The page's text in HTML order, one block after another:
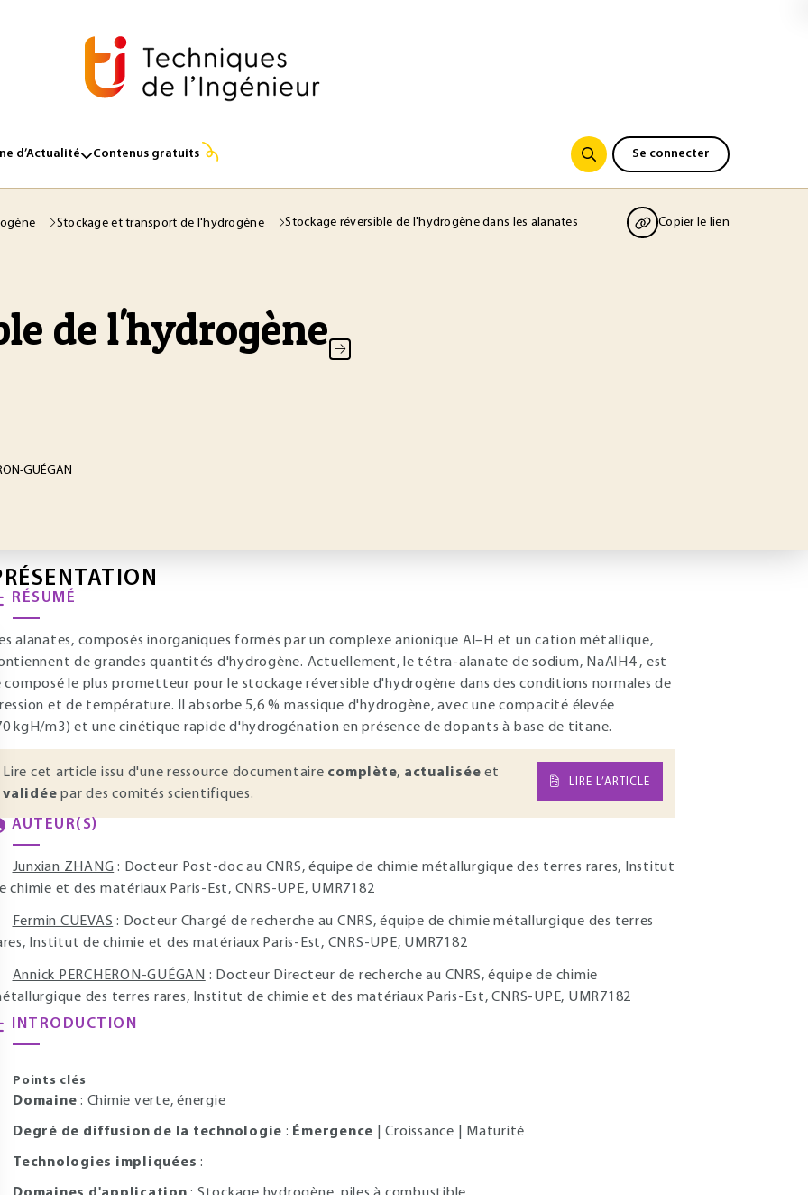
d’Actualité Contenus gratuits Se connecter
Stockage et transport de l'hydrogène Stockage réversible de l'hydrogène dans les alanates Copier le lien
de l'hydrogène
GUÉGAN
RÉSUMÉ
alanates, composés inorganiques formés par un complexe anionique Al–H et un cation métallique,
de grandes quantités d'hydrogène. Actuellement, le tétra-alanate de sodium, NaAlH4 , est
composé le plus prometteur pour le stockage réversible d'hydrogène dans des conditions normales de
et de température. Il absorbe 5,6 % massique d'hydrogène, avec une compacité élevée
kgH/m3) et une cinétique rapide d'hydrogénation en présence de dopants à base de titane.
Lire cet article issu d'une ressource documentaire complète, actualisée et
validée par des comités scientifiques.
LIRE L’ARTICLE
AUTEUR(S)
Junxian ZHANG : Docteur Post-doc au CNRS, équipe de chimie métallurgique des terres rares, Institut
chimie et des matériaux Paris-Est, CNRS-UPE, UMR7182
Fermin CUEVAS : Docteur Chargé de recherche au CNRS, équipe de chimie métallurgique des terres
Institut de chimie et des matériaux Paris-Est, CNRS-UPE, UMR7182
Annick PERCHERON-GUÉGAN : Docteur Directeur de recherche au CNRS, équipe de chimie
des terres rares, Institut de chimie et des matériaux Paris-Est, CNRS-UPE, UMR7182
INTRODUCTION
Points clés
Domaine : Chimie verte, énergie
Degré de diffusion de la technologie : Émergence | Croissance | Maturité
Technologies impliquées :